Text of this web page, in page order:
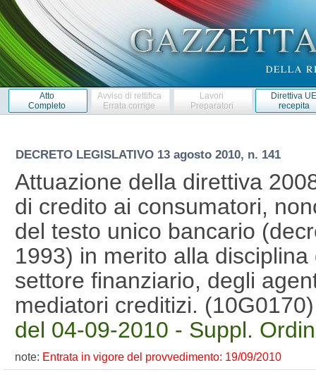
Atto
Completo
Avviso di rettifica
Errata corrige
Lavori
Preparatori
Direttiva
recepita
DECRETO LEGISLATIVO 13 agosto 2010, n. 141
Attuazione della direttiva
di credito ai consumatori,
del testo unico bancario
1993) in merito alla
settore finanziario, degli
mediatori creditizi.
del 04-09-2010 - Suppl.
note: Entrata in vigore del provvedimento: 19/09/2010